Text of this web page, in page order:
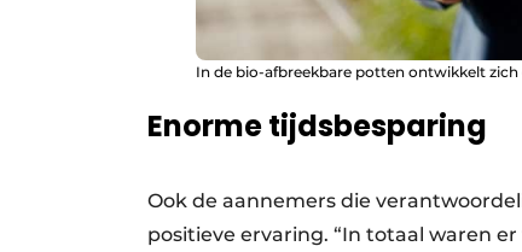
In de bio-afbreekbare potten ontwikkelt
Enorme tijdsbesparing
Ook de aannemers die
positieve ervaring. “In totaal waren